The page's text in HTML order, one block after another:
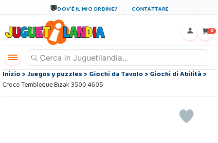
DOV´È IL MIO ORDINE? CONTATTARE
0
Inizio>Juegos y puzzles>Giochi da Tavolo>Giochi di Abilità>
Croco Tembleque Bizak 3500 4605